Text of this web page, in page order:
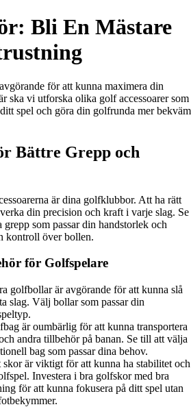
Bli En Mästare
för att kunna maximera din
ska vi utforska olika golf accessoarer som
spel och göra din golfrunda mer bekväm
Bättre Grepp och
är dina golfklubbor. Att ha rätt
din precision och kraft i varje slag. Se
som passar din handstorlek och
kontroll över bollen.
för Golfspelare
golfbollar är avgörande för att kunna slå
slag. Välj bollar som passar din
är oumbärlig för att kunna transportera
andra tillbehör på banan. Se till att välja
bag som passar dina behov.
skor är viktigt för att kunna ha stabilitet och
Investera i bra golfskor med bra
för att kunna fokusera på ditt spel utan